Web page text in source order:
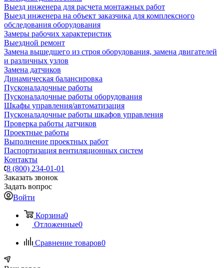
Выезд инженера для расчета монтажных работ
Выезд инженера на объект заказчика для комплексного
обследования оборудования
Замеры рабочих характеристик
Выездной ремонт
Замена вышедшего из строя оборудования, замена двигателей
и различных узлов
Замена датчиков
Динамическая балансировка
Пусконаладочные работы
Пусконаладочные работы оборудования
Шкафы управления/автоматизация
Пусконаладочные работы шкафов управления
Проверка работы датчиков
Проектные работы
Выполнение проектных работ
Паспортизация вентиляционных систем
Контакты
8 (800) 234-01-01
Заказать звонок
Задать вопрос
Войти
Корзина0
Отложенные0
Сравнение товаров0